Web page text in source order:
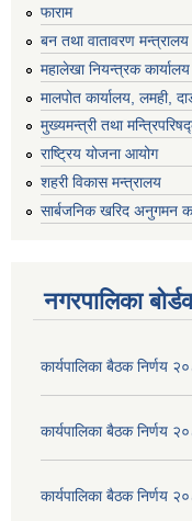
फाराम
बन तथा वातावरण मन्त्रालय
महालेखा नियन्त्रक कार्यालय
मालपोत कार्यालय, लमही,
मुख्यमन्त्री तथा
राष्ट्रिय योजना आयोग
शहरी विकास मन्त्रालय
सार्बजनिक खरिद अनुगमन
नगरपालिका
कार्यपालिका बैठक निर्णय
कार्यपालिका बैठक निर्णय
कार्यपालिका बैठक निर्णय